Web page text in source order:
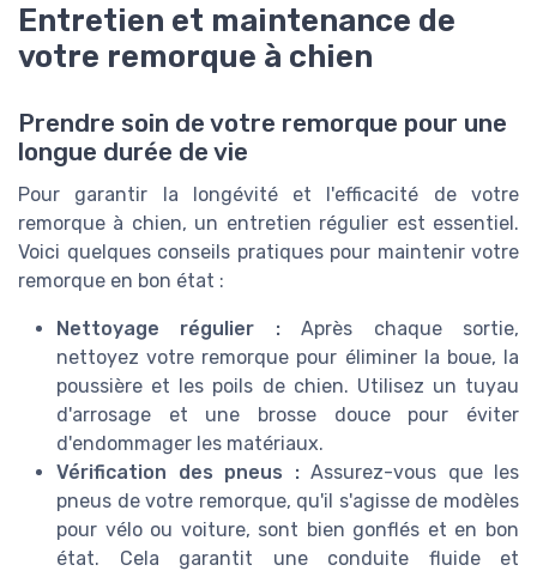
Entretien et maintenance de
votre remorque à chien
Prendre soin de votre remorque pour une
longue durée de vie
Pour garantir la longévité et l'efficacité de votre
remorque à chien, un entretien régulier est essentiel.
Voici quelques conseils pratiques pour maintenir votre
remorque en bon état :
Nettoyage régulier :Après chaque sortie,
nettoyez votre remorque pour éliminer la boue, la
poussière et les poils de chien. Utilisez un tuyau
d'arrosage et une brosse douce pour éviter
d'endommager les matériaux.
Vérification des pneus :Assurez-vous que les
pneus de votre remorque, qu'il s'agisse de modèles
pour vélo ou voiture, sont bien gonflés et en bon
état. Cela garantit une conduite fluide et